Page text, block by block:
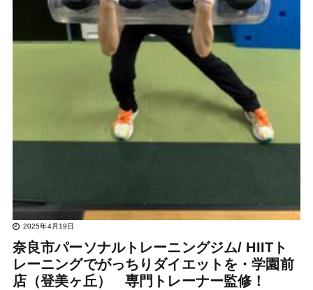
2025年4月19日
奈良市パーソナルトレーニングジム/ HIITト
レーニングでがっちりダイエットを・学園前
店（登美ヶ丘） 専門トレーナー監修！